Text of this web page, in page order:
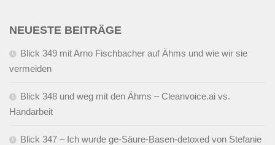
NEUESTE BEITRÄGE
Blick 349 mit Arno Fischbacher auf Ähms und wie wir sie
vermeiden
Blick 348 und weg mit den Ähms – Cleanvoice.ai vs.
Handarbeit
Blick 347 – Ich wurde ge-Säure-Basen-detoxed von Stefanie